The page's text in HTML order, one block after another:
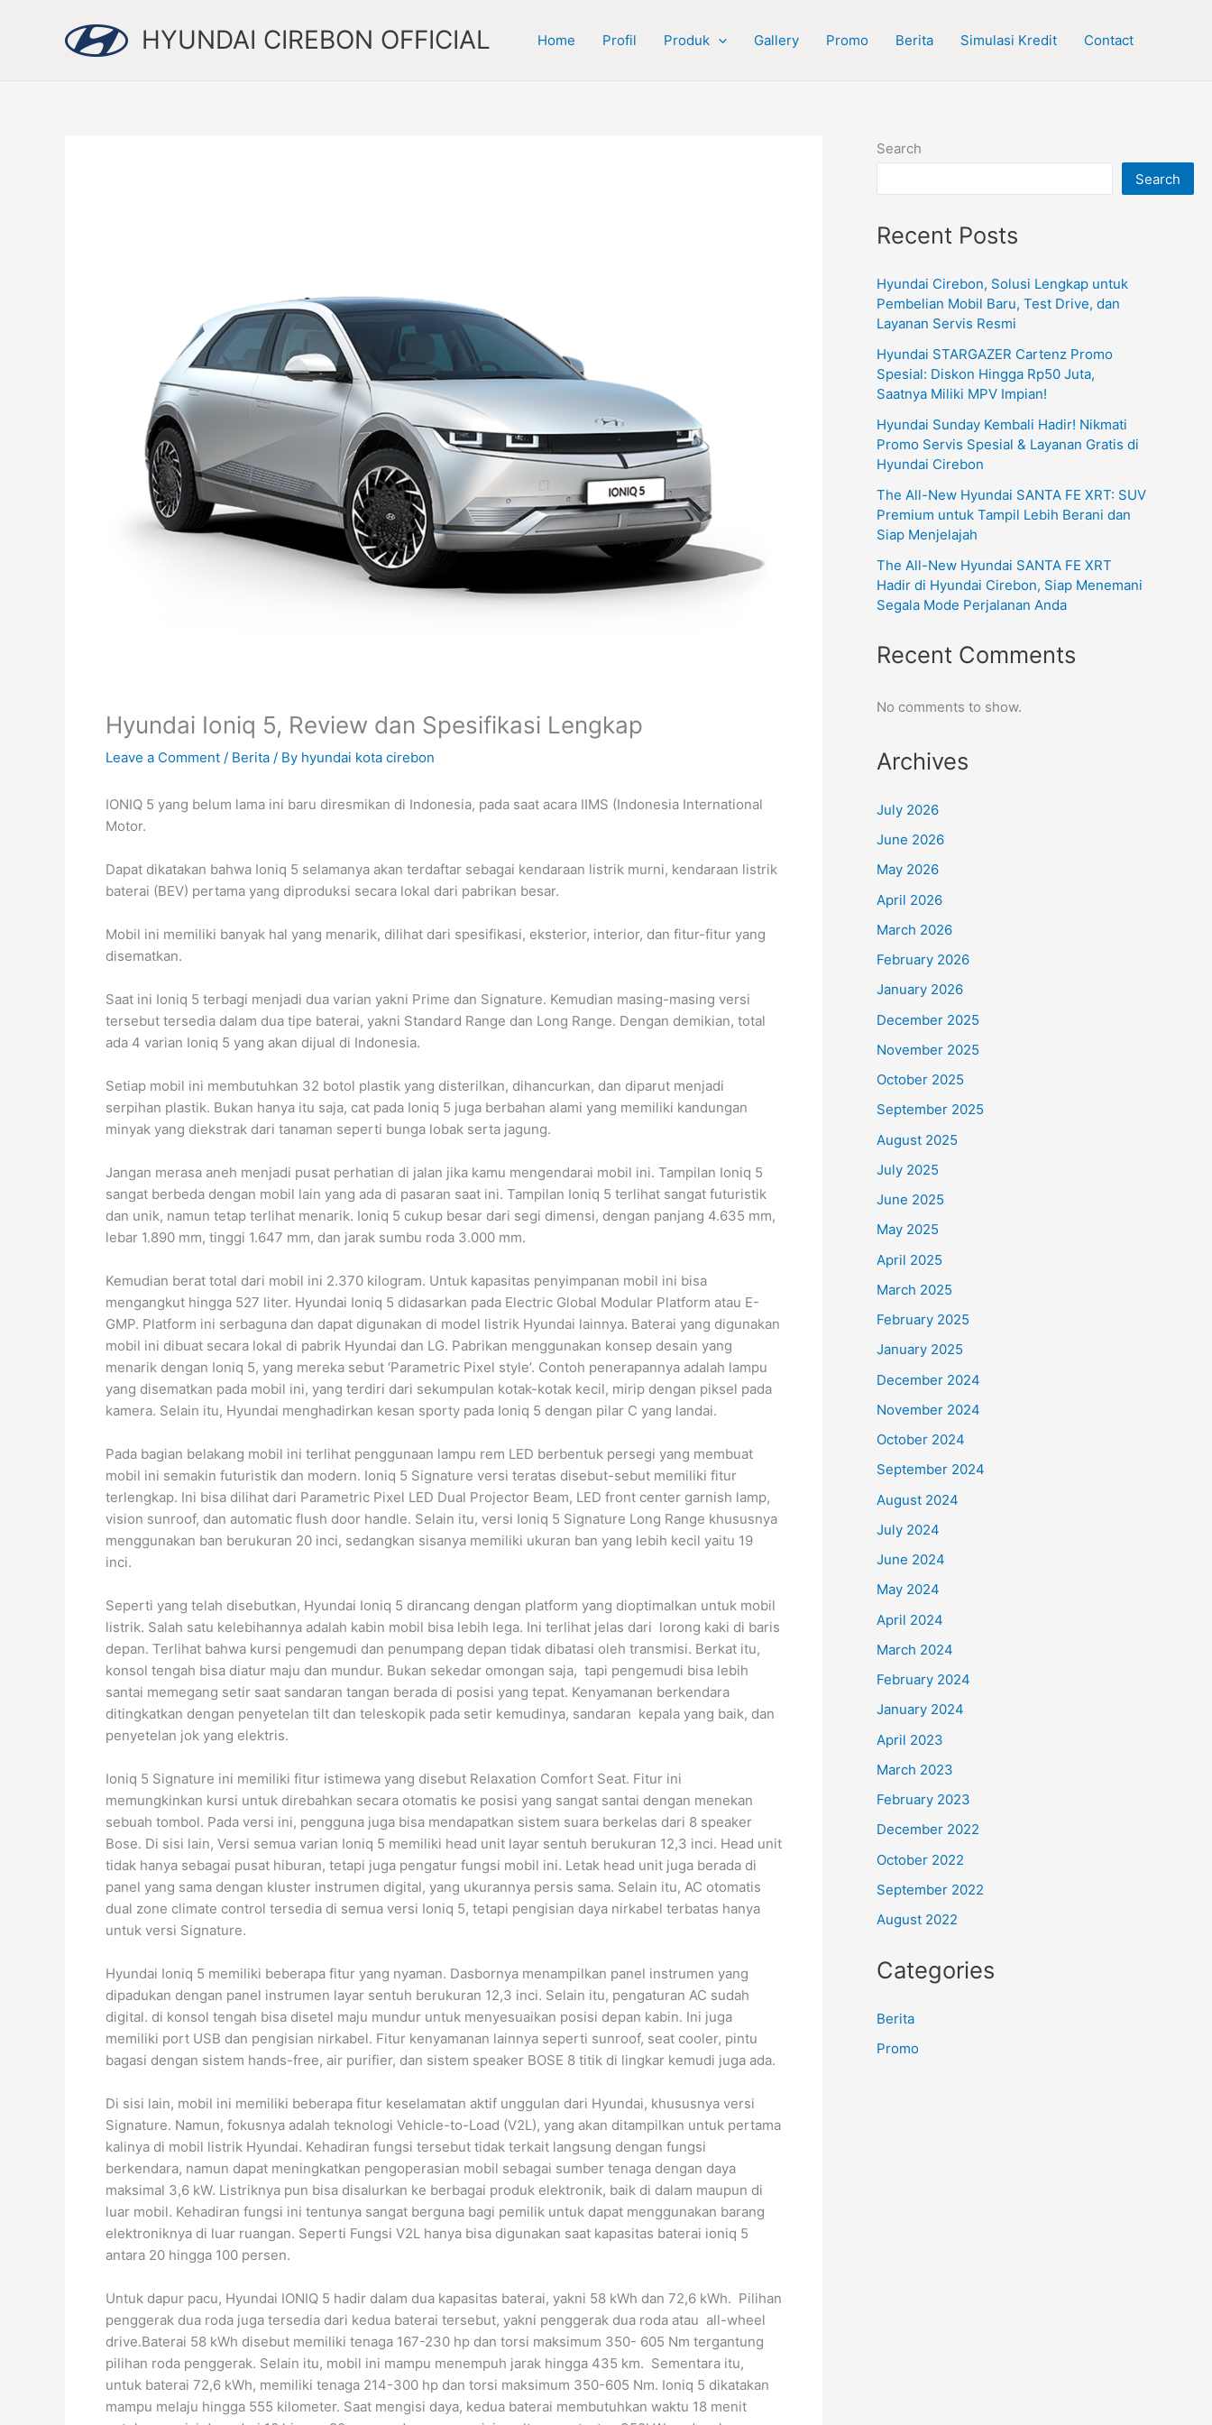
HYUNDAI CIREBON OFFICIAL Home Profil Produk Gallery Promo Berita Simulasi Kredit Contact
Hyundai Ioniq 5, Review dan Spesifikasi Lengkap
Leave a Comment / Berita / By hyundai kota cirebon
IONIQ 5 yang belum lama ini baru diresmikan di Indonesia, pada saat acara IIMS (Indonesia International
Motor.
Dapat dikatakan bahwa Ioniq 5 selamanya akan terdaftar sebagai kendaraan listrik murni, kendaraan listrik
baterai (BEV) pertama yang diproduksi secara lokal dari pabrikan besar.
Mobil ini memiliki banyak hal yang menarik, dilihat dari spesifikasi, eksterior, interior, dan fitur-fitur yang
disematkan.
Saat ini Ioniq 5 terbagi menjadi dua varian yakni Prime dan Signature. Kemudian masing-masing versi
tersebut tersedia dalam dua tipe baterai, yakni Standard Range dan Long Range. Dengan demikian, total
ada 4 varian Ioniq 5 yang akan dijual di Indonesia.
Setiap mobil ini membutuhkan 32 botol plastik yang disterilkan, dihancurkan, dan diparut menjadi
serpihan plastik. Bukan hanya itu saja, cat pada Ioniq 5 juga berbahan alami yang memiliki kandungan
minyak yang diekstrak dari tanaman seperti bunga lobak serta jagung.
Jangan merasa aneh menjadi pusat perhatian di jalan jika kamu mengendarai mobil ini. Tampilan Ioniq 5
sangat berbeda dengan mobil lain yang ada di pasaran saat ini. Tampilan Ioniq 5 terlihat sangat futuristik
dan unik, namun tetap terlihat menarik. Ioniq 5 cukup besar dari segi dimensi, dengan panjang 4.635 mm,
lebar 1.890 mm, tinggi 1.647 mm, dan jarak sumbu roda 3.000 mm.
Kemudian berat total dari mobil ini 2.370 kilogram. Untuk kapasitas penyimpanan mobil ini bisa
mengangkut hingga 527 liter. Hyundai Ioniq 5 didasarkan pada Electric Global Modular Platform atau E-
GMP. Platform ini serbaguna dan dapat digunakan di model listrik Hyundai lainnya. Baterai yang digunakan
mobil ini dibuat secara lokal di pabrik Hyundai dan LG. Pabrikan menggunakan konsep desain yang
menarik dengan Ioniq 5, yang mereka sebut ‘Parametric Pixel style’. Contoh penerapannya adalah lampu
yang disematkan pada mobil ini, yang terdiri dari sekumpulan kotak-kotak kecil, mirip dengan piksel pada
kamera. Selain itu, Hyundai menghadirkan kesan sporty pada Ioniq 5 dengan pilar C yang landai.
Pada bagian belakang mobil ini terlihat penggunaan lampu rem LED berbentuk persegi yang membuat
mobil ini semakin futuristik dan modern. Ioniq 5 Signature versi teratas disebut-sebut memiliki fitur
terlengkap. Ini bisa dilihat dari Parametric Pixel LED Dual Projector Beam, LED front center garnish lamp,
vision sunroof, dan automatic flush door handle. Selain itu, versi Ioniq 5 Signature Long Range khususnya
menggunakan ban berukuran 20 inci, sedangkan sisanya memiliki ukuran ban yang lebih kecil yaitu 19
inci.
Seperti yang telah disebutkan, Hyundai Ioniq 5 dirancang dengan platform yang dioptimalkan untuk mobil
listrik. Salah satu kelebihannya adalah kabin mobil bisa lebih lega. Ini terlihat jelas dari lorong kaki di baris
depan. Terlihat bahwa kursi pengemudi dan penumpang depan tidak dibatasi oleh transmisi. Berkat itu,
konsol tengah bisa diatur maju dan mundur. Bukan sekedar omongan saja, tapi pengemudi bisa lebih
santai memegang setir saat sandaran tangan berada di posisi yang tepat. Kenyamanan berkendara
ditingkatkan dengan penyetelan tilt dan teleskopik pada setir kemudinya, sandaran kepala yang baik, dan
penyetelan jok yang elektris.
Ioniq 5 Signature ini memiliki fitur istimewa yang disebut Relaxation Comfort Seat. Fitur ini
memungkinkan kursi untuk direbahkan secara otomatis ke posisi yang sangat santai dengan menekan
sebuah tombol. Pada versi ini, pengguna juga bisa mendapatkan sistem suara berkelas dari 8 speaker
Bose. Di sisi lain, Versi semua varian Ioniq 5 memiliki head unit layar sentuh berukuran 12,3 inci. Head unit
tidak hanya sebagai pusat hiburan, tetapi juga pengatur fungsi mobil ini. Letak head unit juga berada di
panel yang sama dengan kluster instrumen digital, yang ukurannya persis sama. Selain itu, AC otomatis
dual zone climate control tersedia di semua versi Ioniq 5, tetapi pengisian daya nirkabel terbatas hanya
untuk versi Signature.
Hyundai Ioniq 5 memiliki beberapa fitur yang nyaman. Dasbornya menampilkan panel instrumen yang
dipadukan dengan panel instrumen layar sentuh berukuran 12,3 inci. Selain itu, pengaturan AC sudah
digital. di konsol tengah bisa disetel maju mundur untuk menyesuaikan posisi depan kabin. Ini juga
memiliki port USB dan pengisian nirkabel. Fitur kenyamanan lainnya seperti sunroof, seat cooler, pintu
bagasi dengan sistem hands-free, air purifier, dan sistem speaker BOSE 8 titik di lingkar kemudi juga ada.
Di sisi lain, mobil ini memiliki beberapa fitur keselamatan aktif unggulan dari Hyundai, khususnya versi
Signature. Namun, fokusnya adalah teknologi Vehicle-to-Load (V2L), yang akan ditampilkan untuk pertama
kalinya di mobil listrik Hyundai. Kehadiran fungsi tersebut tidak terkait langsung dengan fungsi
berkendara, namun dapat meningkatkan pengoperasian mobil sebagai sumber tenaga dengan daya
maksimal 3,6 kW. Listriknya pun bisa disalurkan ke berbagai produk elektronik, baik di dalam maupun di
luar mobil. Kehadiran fungsi ini tentunya sangat berguna bagi pemilik untuk dapat menggunakan barang
elektroniknya di luar ruangan. Seperti Fungsi V2L hanya bisa digunakan saat kapasitas baterai ioniq 5
antara 20 hingga 100 persen.
Untuk dapur pacu, Hyundai IONIQ 5 hadir dalam dua kapasitas baterai, yakni 58 kWh dan 72,6 kWh. Pilihan
penggerak dua roda juga tersedia dari kedua baterai tersebut, yakni penggerak dua roda atau all-wheel
drive.Baterai 58 kWh disebut memiliki tenaga 167-230 hp dan torsi maksimum 350- 605 Nm tergantung
pilihan roda penggerak. Selain itu, mobil ini mampu menempuh jarak hingga 435 km. Sementara itu,
untuk baterai 72,6 kWh, memiliki tenaga 214-300 hp dan torsi maksimum 350-605 Nm. Ioniq 5 dikatakan
mampu melaju hingga 555 kilometer. Saat mengisi daya, kedua baterai membutuhkan waktu 18 menit
Search
Search
Recent Posts
Hyundai Cirebon, Solusi Lengkap untuk
Pembelian Mobil Baru, Test Drive, dan
Layanan Servis Resmi
Hyundai STARGAZER Cartenz Promo
Spesial: Diskon Hingga Rp50 Juta,
Saatnya Miliki MPV Impian!
Hyundai Sunday Kembali Hadir! Nikmati
Promo Servis Spesial & Layanan Gratis di
Hyundai Cirebon
The All-New Hyundai SANTA FE XRT: SUV
Premium untuk Tampil Lebih Berani dan
Siap Menjelajah
The All-New Hyundai SANTA FE XRT
Hadir di Hyundai Cirebon, Siap Menemani
Segala Mode Perjalanan Anda
Recent Comments
No comments to show.
Archives
July 2026
June 2026
May 2026
April 2026
March 2026
February 2026
January 2026
December 2025
November 2025
October 2025
September 2025
August 2025
July 2025
June 2025
May 2025
April 2025
March 2025
February 2025
January 2025
December 2024
November 2024
October 2024
September 2024
August 2024
July 2024
June 2024
May 2024
April 2024
March 2024
February 2024
January 2024
April 2023
March 2023
February 2023
December 2022
October 2022
September 2022
August 2022
Categories
Berita
Promo